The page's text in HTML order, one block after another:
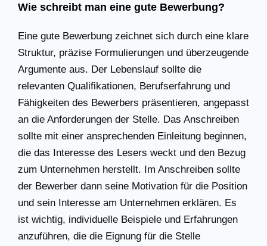
Wie schreibt man eine gute Bewerbung?
Eine gute Bewerbung zeichnet sich durch eine klare
Struktur, präzise Formulierungen und überzeugende
Argumente aus. Der Lebenslauf sollte die
relevanten Qualifikationen, Berufserfahrung und
Fähigkeiten des Bewerbers präsentieren, angepasst
an die Anforderungen der Stelle. Das Anschreiben
sollte mit einer ansprechenden Einleitung beginnen,
die das Interesse des Lesers weckt und den Bezug
zum Unternehmen herstellt. Im Anschreiben sollte
der Bewerber dann seine Motivation für die Position
und sein Interesse am Unternehmen erklären. Es
ist wichtig, individuelle Beispiele und Erfahrungen
anzuführen, die die Eignung für die Stelle